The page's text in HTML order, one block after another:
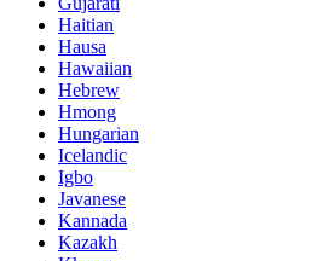
Haitian
Hausa
Hawaiian
Hebrew
Hmong
Hungarian
Icelandic
Igbo
Javanese
Kannada
Kazakh